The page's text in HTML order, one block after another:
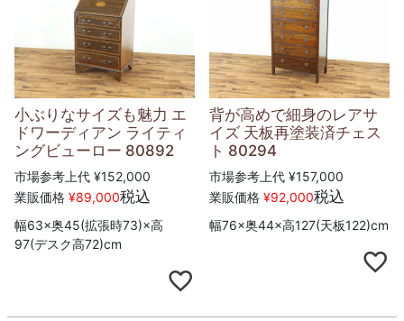
小ぶりなサイズも魅力 エ
ドワーディアン ライティ
ングビューロー 80892
市場参考上代 ¥152,000
業販価格 ¥89,000税込
幅63×奥45(拡張時73)×高
97(デスク高72)cm
背が高めで細身のレアサ
イズ 天板再塗装済チェス
ト 80294
市場参考上代 ¥157,000
業販価格 ¥92,000税込
幅76×奥44×高127(天板122)cm